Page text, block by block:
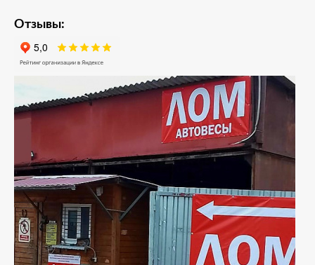
Отзывы: